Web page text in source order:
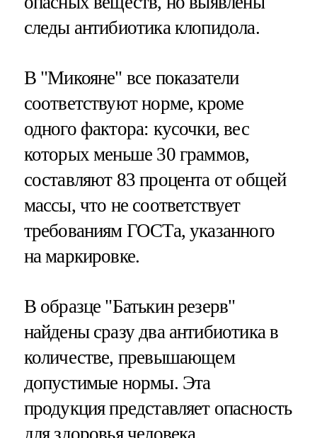
следы антибиотика клопидола.
В "Микояне" все показатели
соответствуют норме, кроме
одного фактора: кусочки, вес
которых меньше 30 граммов,
составляют 83 процента от общей
массы, что не соответствует
требованиям ГОСТа, указанного
на маркировке.
В образце "Батькин резерв"
найдены сразу два антибиотика в
количестве, превышающем
допустимые нормы. Эта
продукция представляет опасность